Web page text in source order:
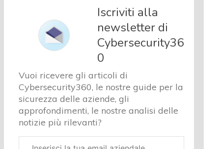
e analisi
Cyber
sicurezza
e privacy
Corsi
Chi
siamo
Iscriviti alla
newsletter di
Cybersecurity36
0
Vuoi ricevere gli articoli di
Cybersecurity360, le nostre guide per la
sicurezza delle aziende, gli
approfondimenti, le nostre analisi delle
notizie più rilevanti?